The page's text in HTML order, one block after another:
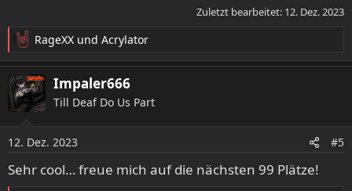
Zuletzt bearbeitet: 12. Dez. 2023
R
e
a
k
t
n
e
n
RageXX und Acrylator
Impaler666
Till Deaf Do Us Part
12. Dez. 2023 #5
Sehr cool… freue mich auf die nächsten 99 Plätze!